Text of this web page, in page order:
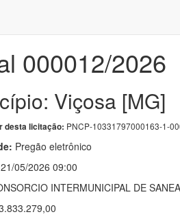
000012/2026
Viçosa [MG]
desta licitação: PNCP-10331797000163-1-
Pregão eletrônico
21/05/2026 09:00
INTERMUNICIPAL DE